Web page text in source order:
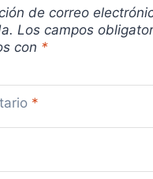
de correo
Los campos
con *
*